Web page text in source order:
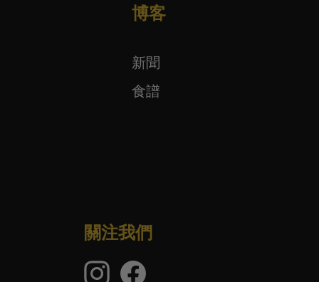
博客
新聞
食譜
關注我們
Instagram
臉